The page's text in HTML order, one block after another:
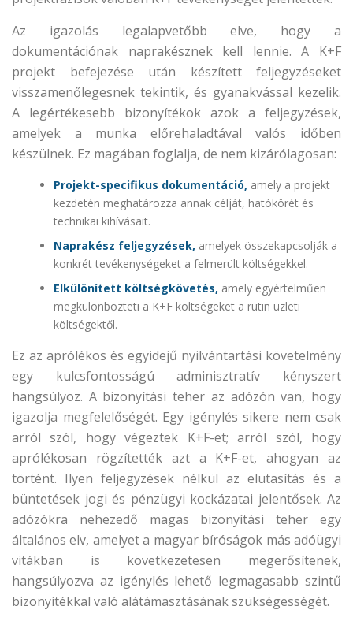
Az igazolás legalapvetőbb elve, hogy a
dokumentációnak naprakésznek kell lennie. A K+F
projekt befejezése után készített feljegyzéseket
visszamenőlegesnek tekintik, és gyanakvással kezelik.
A legértékesebb bizonyítékok azok a feljegyzések,
amelyek a munka előrehaladtával valós időben
készülnek. Ez magában foglalja, de nem kizárólagosan:
Projekt-specifikus dokumentáció, amely a projekt
kezdetén meghatározza annak célját, hatókörét és
technikai kihívásait.
Naprakész feljegyzések, amelyek összekapcsolják a
konkrét tevékenységeket a felmerült költségekkel.
Elkülönített költségkövetés, amely egyértelműen
megkülönbözteti a K+F költségeket a rutin üzleti
költségektől.
Ez az aprólékos és egyidejű nyilvántartási követelmény
egy kulcsfontosságú adminisztratív kényszert
hangsúlyoz. A bizonyítási teher az adózón van, hogy
igazolja megfelelőségét. Egy igénylés sikere nem csak
arról szól, hogy végeztek K+F-et; arról szól, hogy
aprólékosan rögzítették azt a K+F-et, ahogyan az
történt. Ilyen feljegyzések nélkül az elutasítás és a
büntetések jogi és pénzügyi kockázatai jelentősek. Az
adózókra nehezedő magas bizonyítási teher egy
általános elv, amelyet a magyar bíróságok más adóügyi
vitákban is következetesen megerősítenek,
hangsúlyozva az igénylés lehető legmagasabb szintű
bizonyítékkal való alátámasztásának szükségességét.